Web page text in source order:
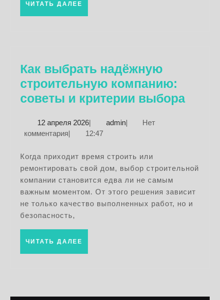
ЧИТАТЬ ДАЛЕЕ
Как выбрать надёжную
строительную компанию:
советы и критерии выбораКак
12 апреля 202612
апреля
| adminadmin
|
Нет
комментария| 12:47
Когда приходит время строить или
ремонтировать свой дом, выбор строительной
компании становится едва ли не самым
важным моментом. От этого решения зависит
не только качество выполненных работ, но и
безопасность,
ЧИТАТЬ ДАЛЕЕ